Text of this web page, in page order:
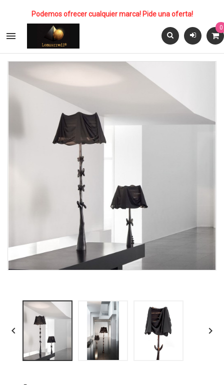
Podemos ofrecer cualquier marca! Pide una oferta!

0
 